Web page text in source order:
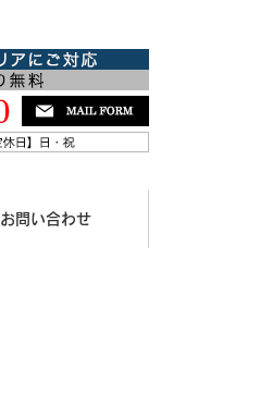
お問い合わせ